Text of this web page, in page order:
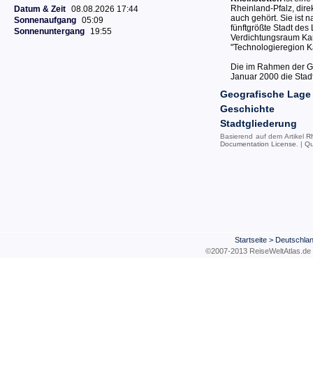
Datum & Zeit 08.08.2026 17:44
Sonnenaufgang 05:09
Sonnenuntergang
19:55
Rheinland-Pfalz,
auch gehört. Sie ist
fünftgrößte Stadt des
Verdichtungsraum
"Technologieregion
Die im Rahmen der
Januar 2000 die
Geografische Lage
Geschichte
Stadtgliederung
Basierend auf dem Artikel
Documentation License . |
Startseite>
©2007-2013